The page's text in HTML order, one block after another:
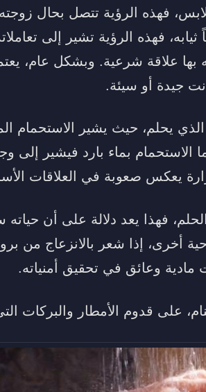
فهذه الرؤية تتصل بحال زوجته
فهذه الرؤية تشير إلى
بها علاقة شرعية. وبشكل عام،
جيدة أو سيئة.
يحلم، حيث يشير الاستحمام
الاستحمام بماء بارد فيشير إلى
يعكس صعوبة في العلاقات
فهذا يعد دلالة على أن
أخرى، إذا شعر بالانزعاج من
مادية وعائق في تحقيق أمنياته.
على قدوم الأمطار والبركات